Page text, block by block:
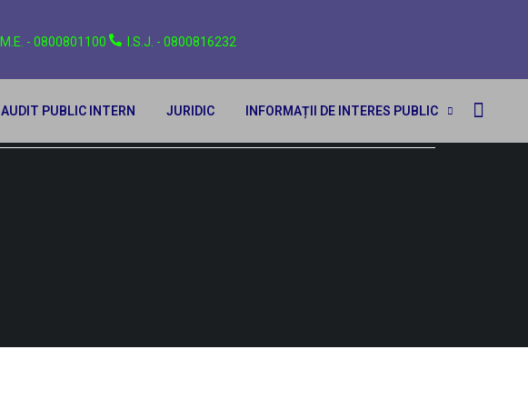
M.E. - 0800801100 I.S.J. - 0800816232
AUDIT PUBLIC INTERN JURIDIC INFORMAȚII DE INTERES PUBLIC